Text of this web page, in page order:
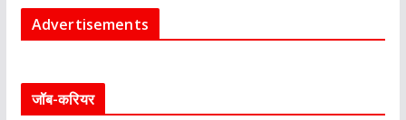
Advertisements
जॉब-करियर